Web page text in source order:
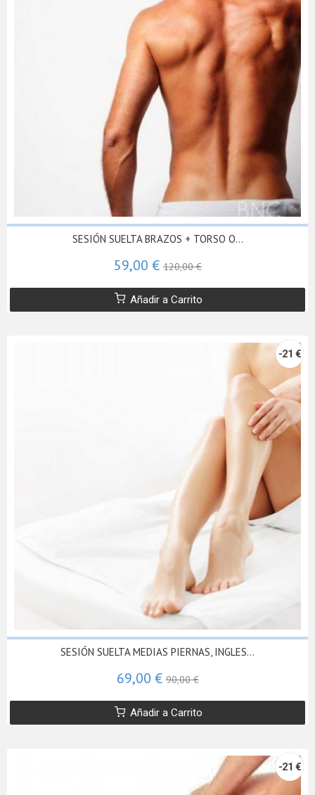
SESIÓN SUELTA BRAZOS + TORSO O...
59,00 €120,00 €
Añadir a Carrito
-21 €
SESIÓN SUELTA MEDIAS PIERNAS, INGLES...
69,00 €90,00 €
Añadir a Carrito
-21 €